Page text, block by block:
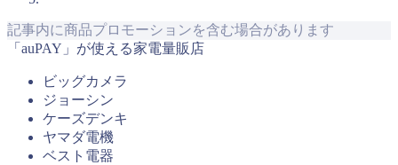
記事内に商品プロモーションを含む場合があります
「auPAY」が使える家電量販店
ビッグカメラ
ジョーシン
ケーズデンキ
ヤマダ電機
ベスト電器